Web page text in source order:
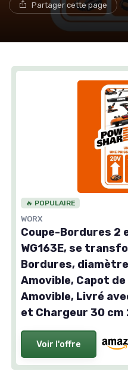
Partager cette page
🔥 POPULAIRE
WORX
Coupe-Bordures 2
WG163E, se
Bordures,
Amovible, Capot
Amovible, Livré
et Chargeur 30
Voir l'offre